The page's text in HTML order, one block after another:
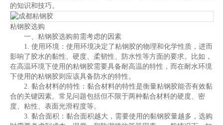
的知识和技巧。
粘钢胶选购
一、粘钢胶选购前需考虑的因素
1. 使用环境：使用环境决定了粘钢胶的物理和化学性质，进而
影响了胶水的黏性、硬度、柔韧性、防水性等方面的要求。比如，
在高温环境下使用的粘钢胶需要具备耐高温的特性，而在耐水环境
下使用的粘钢胶则应该具备防水的特性。
2. 黏合材料的特性：黏合材料的特性是衡量粘钢胶能否有效黏
合的关键因素。常见问题包括但不限于两种黏合材料的硬度、密
度、粘性、表面光滑程度等。
3. 黏合面积：黏合面积越大，需要使用的黏钢胶量越多，选购